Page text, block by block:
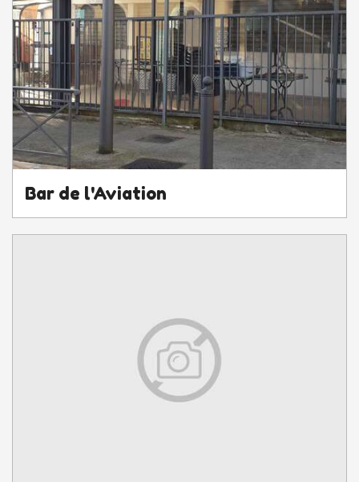
Bar de l'Aviation